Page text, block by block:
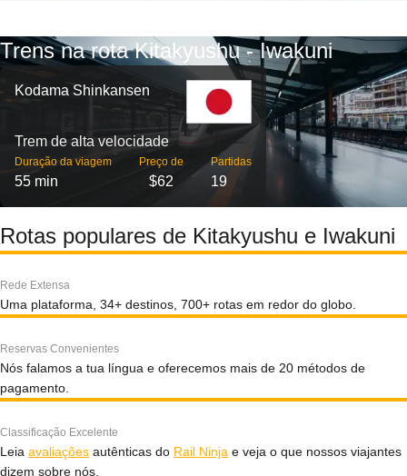
Trens na rota Kitakyushu - Iwakuni
Kodama Shinkansen
Trem de alta velocidade
Duração da viagem
55 min
Preço de
$62
Partidas
19
Rotas populares de Kitakyushu e Iwakuni
Rede Extensa
Uma plataforma, 34+ destinos, 700+ rotas em redor do globo.
Reservas Convenientes
Nós falamos a tua língua e oferecemos mais de 20 métodos de
pagamento.
Classificação Excelente
Leia avaliações autênticas do Rail Ninja e veja o que nossos viajantes
dizem sobre nós.